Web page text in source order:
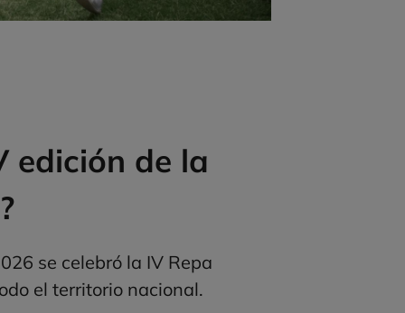
edición de la
se celebró la IV Repa
el territorio nacional.